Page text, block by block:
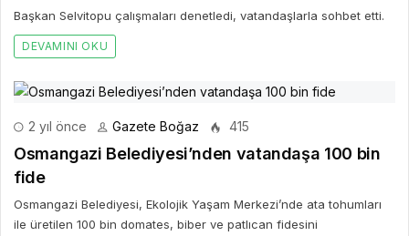
Başkan Selvitopu çalışmaları denetledi, vatandaşlarla sohbet etti.
DEVAMINI OKU
2 yıl önce Gazete Boğaz 415
Osmangazi Belediyesi’nden vatandaşa 100 bin
fide
Osmangazi Belediyesi, Ekolojik Yaşam Merkezi’nde ata tohumları
ile üretilen 100 bin domates, biber ve patlıcan fidesini